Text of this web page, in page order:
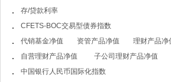
存/贷款利率
CFETS-BOC交易型债券指数
代销基金净值
资管产品净值
理财产品净
自营理财产品净值
子公司理财产品净值
中国银行人民币国际化指数